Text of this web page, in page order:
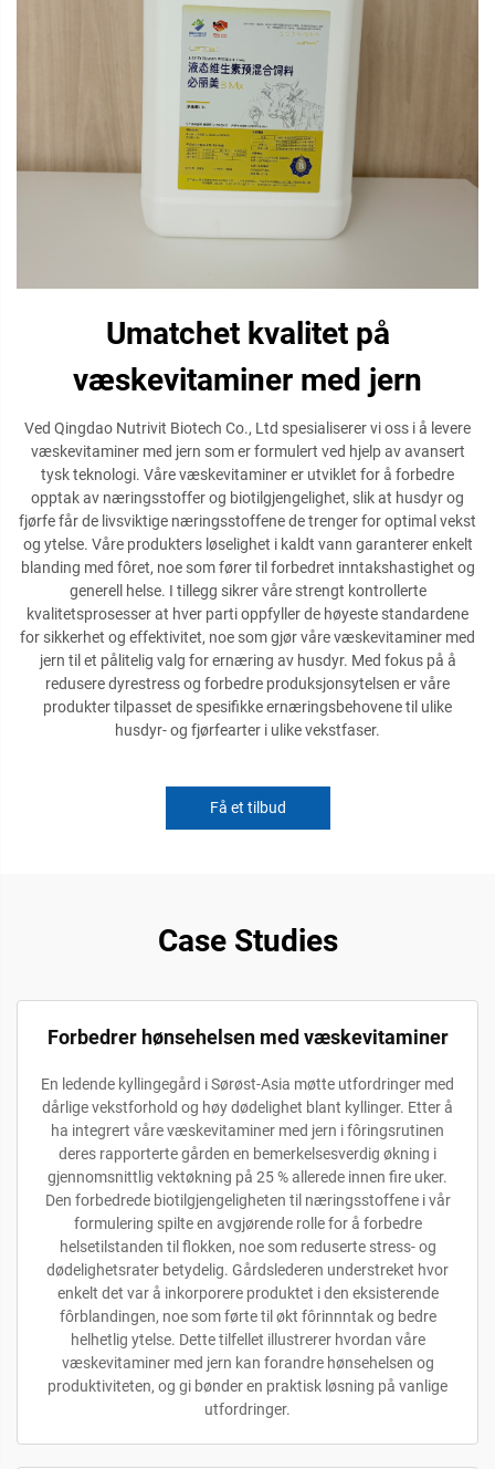
Umatchet kvalitet på
væskevitaminer med jern
Ved Qingdao Nutrivit Biotech Co., Ltd spesialiserer vi oss i å levere
væskevitaminer med jern som er formulert ved hjelp av avansert
tysk teknologi. Våre væskevitaminer er utviklet for å forbedre
opptak av næringsstoffer og biotilgjengelighet, slik at husdyr og
fjørfe får de livsviktige næringsstoffene de trenger for optimal vekst
og ytelse. Våre produkters løselighet i kaldt vann garanterer enkelt
blanding med fôret, noe som fører til forbedret inntakshastighet og
generell helse. I tillegg sikrer våre strengt kontrollerte
kvalitetsprosesser at hver parti oppfyller de høyeste standardene
for sikkerhet og effektivitet, noe som gjør våre væskevitaminer med
jern til et pålitelig valg for ernæring av husdyr. Med fokus på å
redusere dyrestress og forbedre produksjonsytelsen er våre
produkter tilpasset de spesifikke ernæringsbehovene til ulike
husdyr- og fjørfearter i ulike vekstfaser.
Få et tilbud
Case Studies
Forbedrer hønsehelsen med væskevitaminer
En ledende kyllingegård i Sørøst-Asia møtte utfordringer med
dårlige vekstforhold og høy dødelighet blant kyllinger. Etter å
ha integrert våre væskevitaminer med jern i fôringsrutinen
deres rapporterte gården en bemerkelsesverdig økning i
gjennomsnittlig vektøkning på 25 % allerede innen fire uker.
Den forbedrede biotilgjengeligheten til næringsstoffene i vår
formulering spilte en avgjørende rolle for å forbedre
helsetilstanden til flokken, noe som reduserte stress- og
dødelighetsrater betydelig. Gårdslederen understreket hvor
enkelt det var å inkorporere produktet i den eksisterende
fôrblandingen, noe som førte til økt fôrinnntak og bedre
helhetlig ytelse. Dette tilfellet illustrerer hvordan våre
væskevitaminer med jern kan forandre hønsehelsen og
produktiviteten, og gi bønder en praktisk løsning på vanlige
utfordringer.